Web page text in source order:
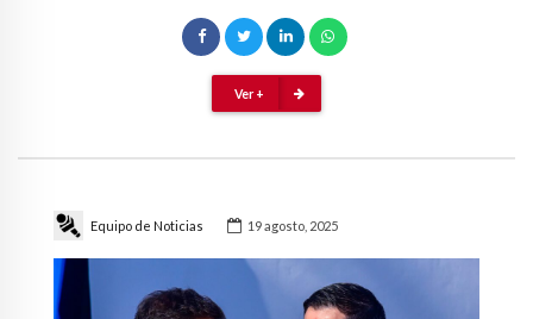
Ver +
Equipo de Noticias 19 agosto, 2025